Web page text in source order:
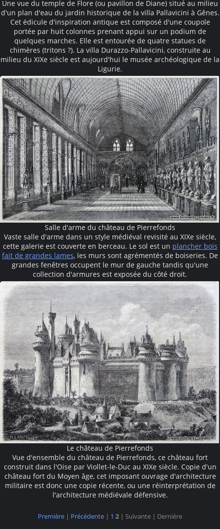
Une vue du temple de Flore (ou pavillon de Diane) situé au milieu
d'un plan d'eau du jardin historique de la villa Pallavicini à Gênes.
Cet édicule d'inspiration antique est composé d'une coupole
portée par huit colonnes prenant appui sur un podium de
quelques marches. Elle est entourée de quatre statues de
chimères (tritons ?). La villa Durazzo-Pallavicini, construite au
milieu du XIXe siècle est aujourd'hui le musée archéologique de la
Ligurie.
Salle d'arme du château de Pierrefonds
Vaste salle d'arme dans un style médiéval revisité au XIXe siècle,
cette galerie est couverte en berceau. Le sol est un plancher bois
fait de grandes lames, les murs sont agrémentés de boiseries. De
grandes fenêtres occupent le mur de gauche tandis qu'une
collection d'armures est exposée du côté droit.
Le château de Pierrefonds
Vue d'ensemble du château de Pierrefonds, ce château fort
construit dans l'Oise par Viollet-le-Duc au XIXe siècle. Copie d'un
château fort du Moyen âge, cet imposant ouvrage d'architecture
militaire est donc une copie récente, ou une réinterprétation de
l'architecture médiévale défensive.
Première | Précédente | 1 2 | Suivante | Dernière